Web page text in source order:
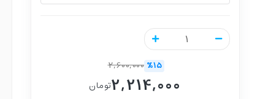
2,600,000 %15
2,214,000تومان